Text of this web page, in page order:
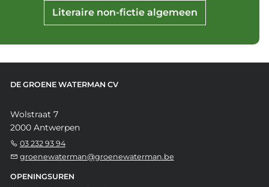
Literaire non-fictie algemeen
DE GROENE WATERMAN CV
Wolstraat 7
2000 Antwerpen
03 232 93 94
groenewaterman@groenewaterman.be
OPENINGSUREN